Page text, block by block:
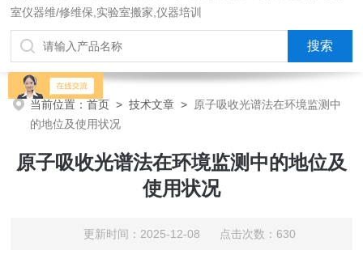
室仪器维/修维保,实验室搬家,仪器培训
当前位置：首页 >技术文章 > 原子吸收光谱法在环境监测中
的地位及使用状况
原子吸收光谱法在环境监测中的地位及
使用状况
更新时间：2025-12-08 点击次数：630